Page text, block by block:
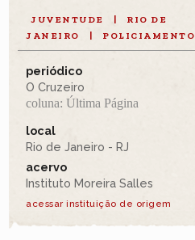
JUVENTUDE
RIO DE
JANEIRO
POLICIAMENTO
periódico
O Cruzeiro
coluna: Última Página
local
Rio de Janeiro - RJ
acervo
Instituto Moreira Salles
acessar instituição de origem